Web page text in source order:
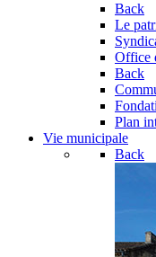
Back
Le
Office
Back
Plan
Vie municipale
Back